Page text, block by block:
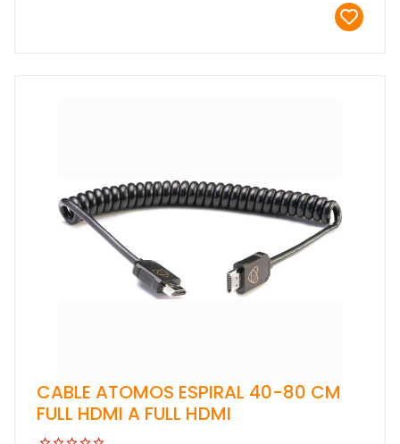
CABLE ATOMOS ESPIRAL 40-80 CM
FULL HDMI A FULL HDMI